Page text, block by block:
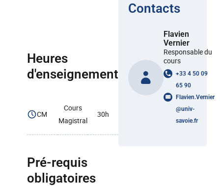
Heures
d'enseignement
CM
Cours
Magistral
30h
Pré-requis
obligatoires
Contacts
Flavien
Vernier
Responsable du
cours
+33 4 50 09
65 90
Flavien.Vernier
@univ-
savoie.fr